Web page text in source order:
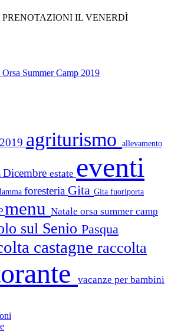
PRENOTAZIONI IL VENERDÌ
Orsa Summer Camp 2019
2019 agriturismo allevamento
Dicembre estate eventi
foresteria Gita Gita fuoriporta
menu Natale orsa summer camp
sul Senio Pasqua
castagne raccolta
vacanze per bambini